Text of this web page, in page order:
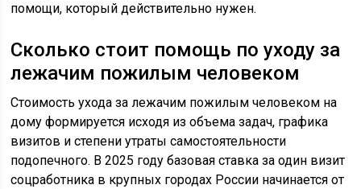
помощи, который действительно нужен.
Сколько стоит помощь по уходу за
лежачим пожилым человеком
Стоимость ухода за лежачим пожилым человеком на
дому формируется исходя из объема задач, графика
визитов и степени утраты самостоятельности
подопечного. В 2025 году базовая ставка за один визит
соцработника в крупных городах России начинается от